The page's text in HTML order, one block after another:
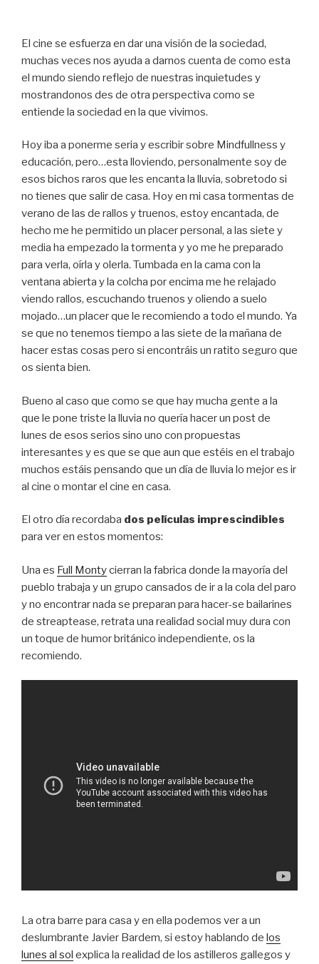
El cine se esfuerza en dar una visión de la sociedad,
muchas veces nos ayuda a darnos cuenta de como esta
el mundo siendo reflejo de nuestras inquietudes y
mostrandonos des de otra perspectiva como se
entiende la sociedad en la que vivimos.
Hoy iba a ponerme seria y escribir sobre Mindfullness y
educación, pero…esta lloviendo, personalmente soy de
esos bichos raros que les encanta la lluvia, sobretodo si
no tienes que salir de casa. Hoy en mi casa tormentas de
verano de las de rallos y truenos, estoy encantada, de
hecho me he permitido un placer personal, a las siete y
media ha empezado la tormenta y yo me he preparado
para verla, oírla y olerla. Tumbada en la cama con la
ventana abierta y la colcha por encima me he relajado
viendo rallos, escuchando truenos y oliendo a suelo
mojado…un placer que le recomiendo a todo el mundo. Ya
se que no tenemos tiempo a las siete de la mañana de
hacer estas cosas pero si encontráis un ratito seguro que
os sienta bien.
Bueno al caso que como se que hay mucha gente a la
que le pone triste la lluvia no quería hacer un post de
lunes de esos serios sino uno con propuestas
interesantes y es que se que aun que estéis en el trabajo
muchos estáis pensando que un día de lluvia lo mejor es ir
al cine o montar el cine en casa.
El otro día recordaba dos películas imprescindibles
para ver en estos momentos:
Una es Full Montycierran la fabrica donde la mayoría del
pueblo trabaja y un grupo cansados de ir a la cola del paro
y no encontrar nada se preparan para hacer-se bailarines
de streaptease, retrata una realidad social muy dura con
un toque de humor británico independiente, os la
recomiendo.
La otra barre para casa y en ella podemos ver a un
deslumbrante Javier Bardem, si estoy hablando de los
lunes al sol explica la realidad de los astilleros gallegos y